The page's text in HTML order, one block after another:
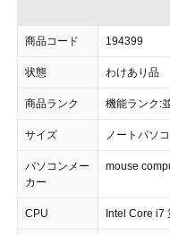
商品コード 194399
状態 わけあり品
商品ランク 機能ランク:
サイズ ノートパソ
パソコンメー
カー
mouse
CPU Intel Core i7